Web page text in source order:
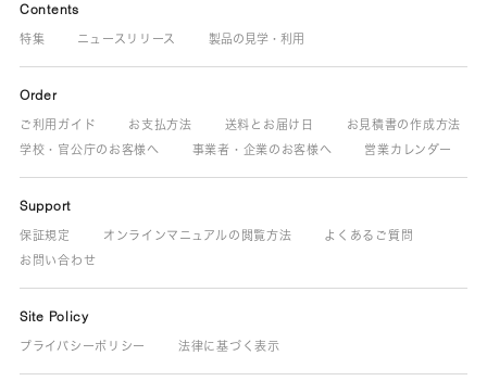
Contents
特集 ニュースリリース 製品の見学・利用
Order
ご利用ガイド お支払方法 送料とお届け日
お見積書の作成方法
学校・官公庁のお客様へ
事業者・企業のお客様へ 営業カレンダー
Support
保証規定 オンラインマニュアルの閲覧方法
よくあるご質問
お問い合わせ
Site Policy
プライバシーポリシー 法律に基づく表示